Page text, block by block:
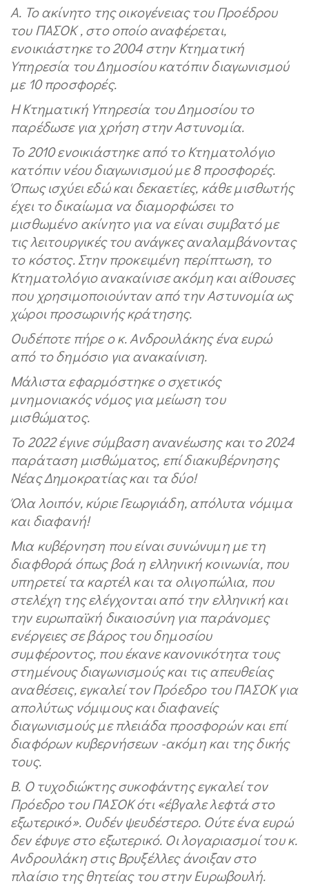
Α. Το ακίνητο της οικογένειας του Προέδρου
του ΠΑΣΟΚ , στο οποίο αναφέρεται,
ενοικιάστηκε το 2004 στην Κτηματική
Υπηρεσία του Δημοσίου κατόπιν διαγωνισμού
με 10 προσφορές.
Η Κτηματική Υπηρεσία του Δημοσίου το
παρέδωσε για χρήση στην Αστυνομία.
Το 2010 ενοικιάστηκε από το Κτηματολόγιο
κατόπιν νέου διαγωνισμού με 8 προσφορές.
Όπως ισχύει εδώ και δεκαετίες, κάθε μισθωτής
έχει το δικαίωμα να διαμορφώσει το
μισθωμένο ακίνητο για να είναι συμβατό με
τις λειτουργικές του ανάγκες αναλαμβάνοντας
το κόστος. Στην προκειμένη περίπτωση, το
Κτηματολόγιο ανακαίνισε ακόμη και αίθουσες
που χρησιμοποιούνταν από την Αστυνομία ως
χώροι προσωρινής κράτησης.
Ουδέποτε πήρε ο κ. Ανδρουλάκης ένα ευρώ
από το δημόσιο για ανακαίνιση.
Μάλιστα εφαρμόστηκε ο σχετικός
μνημονιακός νόμος για μείωση του
μισθώματος.
Το 2022 έγινε σύμβαση ανανέωσης και το 2024
παράταση μισθώματος, επί διακυβέρνησης
Νέας Δημοκρατίας και τα δύο!
Όλα λοιπόν, κύριε Γεωργιάδη, απόλυτα νόμιμα
και διαφανή!
Μια κυβέρνηση που είναι συνώνυμη με τη
διαφθορά όπως βοά η ελληνική κοινωνία, που
υπηρετεί τα καρτέλ και τα ολιγοπώλια, που
στελέχη της ελέγχονται από την ελληνική και
την ευρωπαϊκή δικαιοσύνη για παράνομες
ενέργειες σε βάρος του δημοσίου
συμφέροντος, που έκανε κανονικότητα τους
στημένους διαγωνισμούς και τις απευθείας
αναθέσεις, εγκαλεί τον Πρόεδρο του ΠΑΣΟΚ για
απολύτως νόμιμους και διαφανείς
διαγωνισμούς με πλειάδα προσφορών και επί
διαφόρων κυβερνήσεων -ακόμη και της δικής
τους.
Β. Ο τυχοδιώκτης συκοφάντης εγκαλεί τον
Πρόεδρο του ΠΑΣΟΚ ότι «έβγαλε λεφτά στο
εξωτερικό». Ουδέν ψευδέστερο. Ούτε ένα ευρώ
δεν έφυγε στο εξωτερικό. Οι λογαριασμοί του κ.
Ανδρουλάκη στις Βρυξέλλες άνοιξαν στο
πλαίσιο της θητείας του στην Ευρωβουλή.